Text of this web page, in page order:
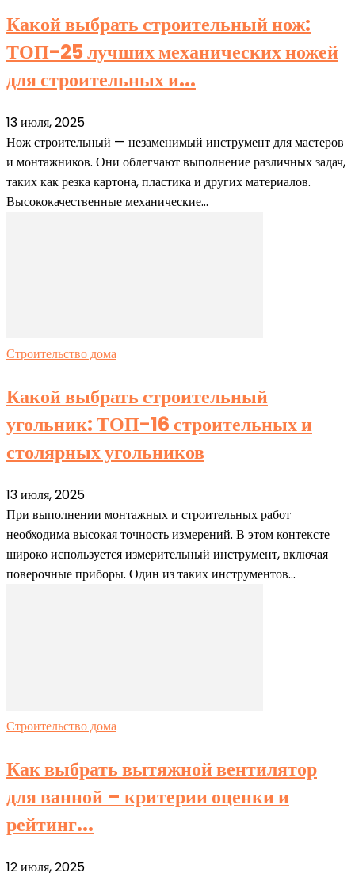
Какой выбрать строительный нож:
ТОП-25 лучших механических ножей
для строительных и...
13 июля, 2025
Нож строительный — незаменимый инструмент для мастеров
и монтажников. Они облегчают выполнение различных задач,
таких как резка картона, пластика и других материалов.
Высококачественные механические...
Строительство дома
Какой выбрать строительный
угольник: ТОП-16 строительных и
столярных угольников
13 июля, 2025
При выполнении монтажных и строительных работ
необходима высокая точность измерений. В этом контексте
широко используется измерительный инструмент, включая
поверочные приборы. Один из таких инструментов...
Строительство дома
Как выбрать вытяжной вентилятор
для ванной – критерии оценки и
рейтинг...
12 июля, 2025